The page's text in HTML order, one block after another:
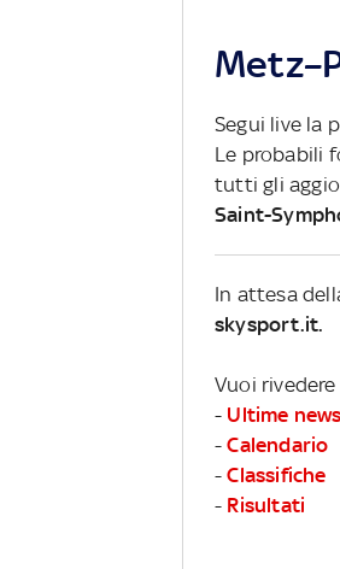
Segui live la
Le probabili
tutti gli
Saint-
In attesa
skysport.it.
Vuoi
- Ultime news
-Calendario
-Classifiche
- Risultati